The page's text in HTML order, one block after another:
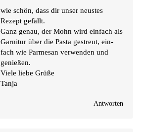
wie schön, dass dir unser neus­tes
Rezept gefällt.
Ganz genau, der Mohn wird ein­fach als
Gar­ni­tur über die Pas­ta gestreut, ein­
fach wie Par­me­san ver­wen­den und
genießen.
Vie­le lie­be Grüße
Tanja
Antworten